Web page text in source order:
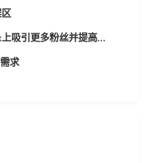
多粉丝并提高品牌影响力
求